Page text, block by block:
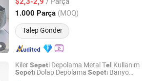
1.000 Parça (MOQ)
Talep Gönder
Fiyat 2021
KilerSepeti Depolama Metal Tel Kullanım
Sepeti Dolap Depolama Sepeti Banyo
hardware company LTD